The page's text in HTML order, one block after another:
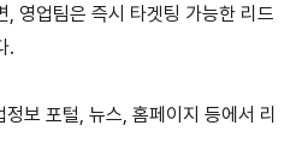
, 영업팀은 즉시 타겟팅 가능한 리드
.
정보 포털, 뉴스, 홈페이지 등에서 리